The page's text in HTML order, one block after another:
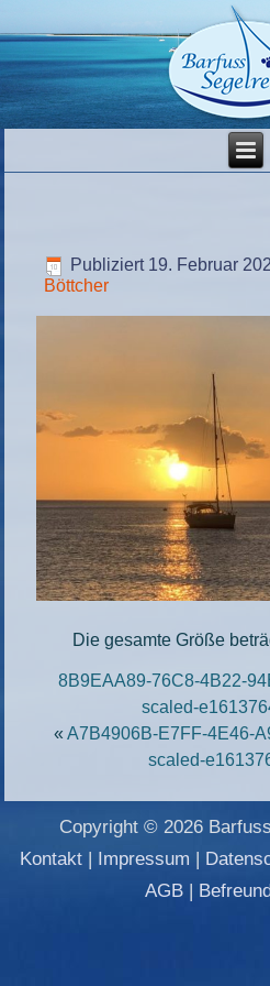
Publiziert 19. Februar
Böttcher
Die gesamte Größe
8B9EAA89-76C8-4B22-
scaled-
« A7B4906B-E7FF-4E46-
scaled-
Copyright © 2026
Kontakt| Impressum |
AGB |